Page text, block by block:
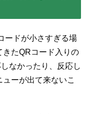
ードが小さすぎる場
たQRコード入りの
なかったり、反応し
ーが出て来ないこ